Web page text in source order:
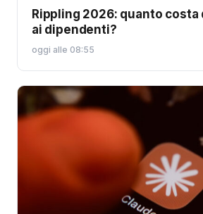
Rippling 2026: quanto costa
ai dipendenti?
oggi alle 08:55